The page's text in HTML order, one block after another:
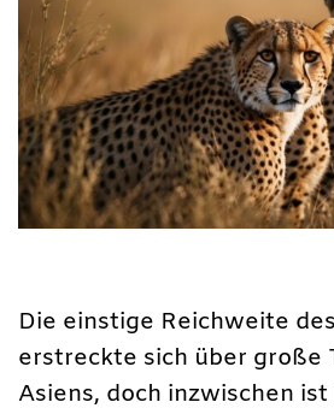
Die einstige Reichweite
erstreckte sich über große
Asiens, doch inzwischen